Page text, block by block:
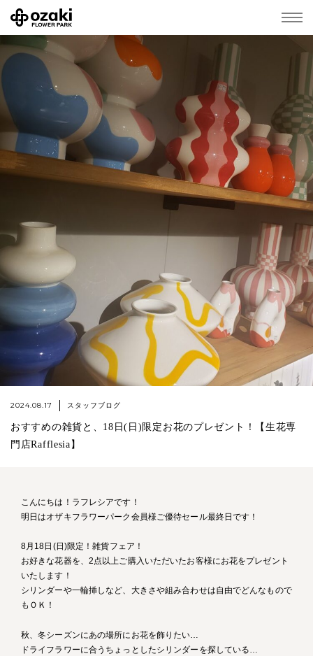
2024.08.17 スタッフブログ
おすすめの雑貨と、18日(日)限定お花のプレゼント！【生花専
門店Rafflesia】
こんにちは！ラフレシアです！
明日はオザキフラワーパーク会員様ご優待セール最終日です！
8月18日(日)限定！雑貨フェア！
お好きな花器を、2点以上ご購入いただいたお客様にお花をプレゼント
いたします！
シリンダーや一輪挿しなど、大きさや組み合わせは自由でどんなもので
もＯＫ！
秋、冬シーズンにあの場所にお花を飾りたい…
ドライフラワーに合うちょっとしたシリンダーを探している…